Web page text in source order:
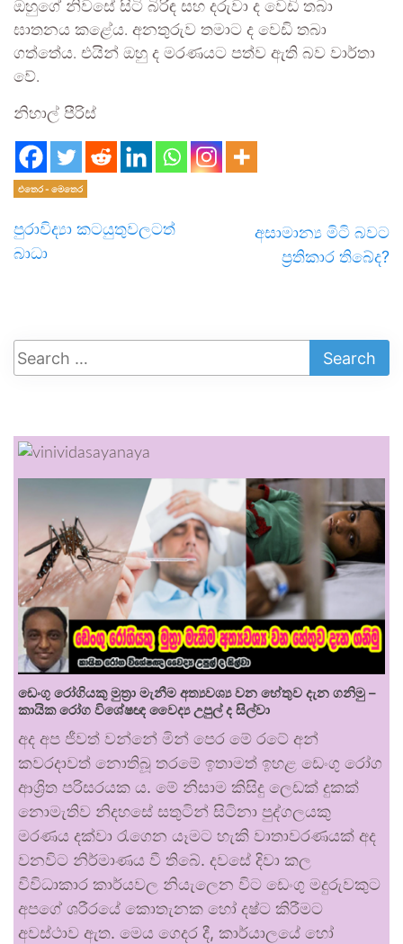
ඔහුගේ නිවසේ සිටි බිරිඳ සහ දරුවා ද වෙඩි තබා
ඝාතනය කළේය. අනතුරුව තමාට ද වෙඩි තබා
ගත්තේය. එයින් ඔහු ද මරණයට පත්ව ඇති බව වාර්තා
වේ.
නිහාල් පීරිස්
එතෙර - මෙතෙර
පුරාවිද්‍යා කටයුතුවලටත්
බාධා
අසාමාන්‍ය මිටි බවට
ප්‍රතිකාර තිබේද?
ඩෙංගු රෝගියකු ⁣මුත්‍රා මැනීම අත්‍යවශ්‍ය වන හේතුව දැන ගනිමු –
කායික රෝග විශේෂඥ වෛද්‍ය උපුල් ද සිල්වා
අද අප ජීවත් වන්නේ මින් පෙර මේ රටේ අන්
කවරදාවත් නොතිබූ තරමේ ඉතාමත් ඉහළ ඩෙංගු රෝග
ආශ්‍රිත පරිසරයක ය. මේ නිසාම කිසිදු ලෙඩක් දුකක්
නොමැතිව නිදහසේ සතුටින් සිටිනා පුද්ගලයකු
මරණය දක්වා රැගෙන යෑමට හැකි වාතාවරණයක් අද
වනවිට නිර්මාණය වී තිබේ. දවසේ දිවා කල
විවිධාකාර කාර්යවල නියැලෙන විට ඩෙංගු මදුරුවකුට
අපගේ ශරීරයේ කොතැනක හෝ දෂ්ට කිරීමට
අවස්ථාව ඇත. මෙය ගෙදර දී, කාර්යාලයේ හෝ